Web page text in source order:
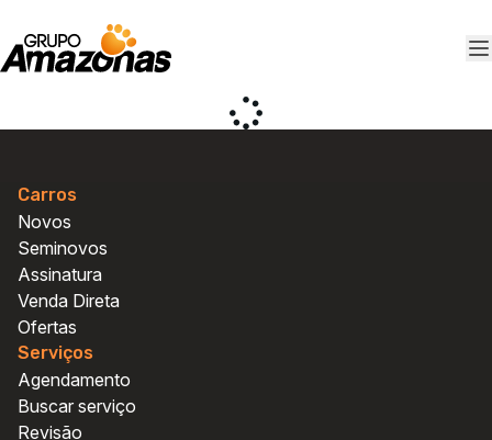
Carros
Novos
Seminovos
Assinatura
Venda Direta
Ofertas
Serviços
Agendamento
Buscar serviço
Revisão